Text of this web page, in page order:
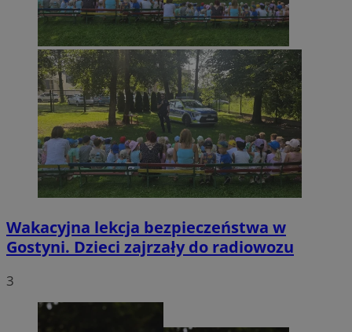
Wakacyjna lekcja bezpieczeństwa w
Gostyni. Dzieci zajrzały do radiowozu
3